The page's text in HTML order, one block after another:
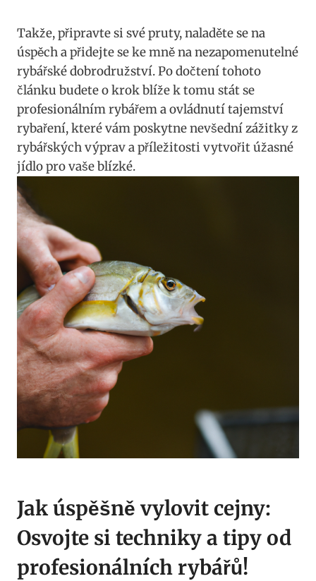
Takže, připravte si své pruty, naladěte se na
úspěch a přidejte se ke mně na nezapomenutelné
rybářské dobrodružství. Po dočtení tohoto
článku budete o krok blíže k tomu stát se
profesionálním rybářem a ovládnutí tajemství
rybaření, které vám poskytne nevšední zážitky z
rybářských výprav a příležitosti vytvořit úžasné
jídlo pro vaše blízké.
Jak úspěšně vylovit cejny:
Osvojte si techniky a tipy od
profesionálních rybářů!